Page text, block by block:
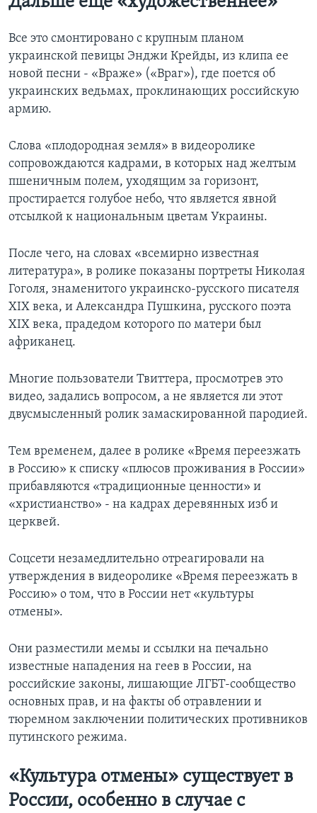
Все это смонтировано с крупным планом
украинской певицы Энджи Крейды, из клипа ее
новой песни - «Враже» («Враг»), где поется об
украинских ведьмах, проклинающих российскую
армию.
Слова «плодородная земля» в видеоролике
сопровождаются кадрами, в которых над желтым
пшеничным полем, уходящим за горизонт,
простирается голубое небо, что является явной
отсылкой к национальным цветам Украины.
После чего, на словах «всемирно известная
литература», в ролике показаны портреты Николая
Гоголя, знаменитого украинско-русского писателя
XIX века, и Александра Пушкина, русского поэта
XIX века, прадедом которого по матери был
африканец.
Многие пользователи Твиттера, просмотрев это
видео, задались вопросом, а не является ли этот
двусмысленный ролик замаскированной пародией.
Тем временем, далее в ролике «Время переезжать
в Россию» к списку «плюсов проживания в России»
прибавляются «традиционные ценности» и
«христианство» - на кадрах деревянных изб и
церквей.
Соцсети незамедлительно отреагировали на
утверждения в видеоролике «Время переезжать в
Россию» о том, что в России нет «культуры
отмены».
Они разместили мемы и ссылки на печально
известные нападения на геев в России, на
российские законы, лишающие ЛГБТ-сообщество
основных прав, и на факты об отравлении и
тюремном заключении политических противников
путинского режима.
«Культура отмены» существует в
России, особенно в случае с